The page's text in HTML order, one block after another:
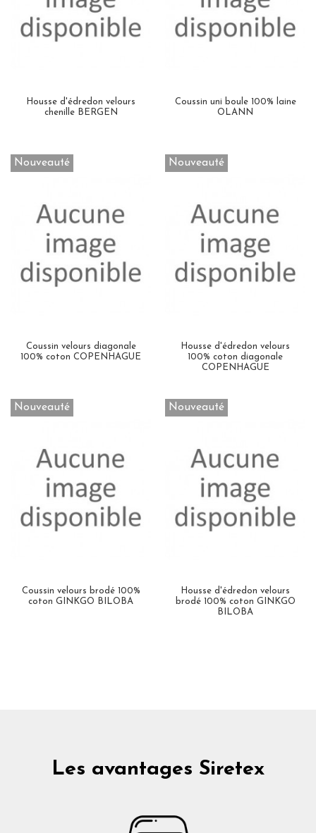
Housse d'édredon velours
chenille BERGEN
Coussin uni boule 100% laine
OLANN
Nouveauté
Coussin velours diagonale
100% coton COPENHAGUE
Nouveauté
Housse d'édredon velours
100% coton diagonale
COPENHAGUE
Nouveauté
Coussin velours brodé 100%
coton GINKGO BILOBA
Nouveauté
Housse d'édredon velours
brodé 100% coton GINKGO
BILOBA
Les avantages Siretex